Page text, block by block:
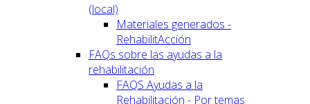
(local)
Materiales generados -
RehabilitAcción
FAQs sobre las ayudas a la
rehabilitación
FAQS Ayudas a la
Rehabilitación - Por temas